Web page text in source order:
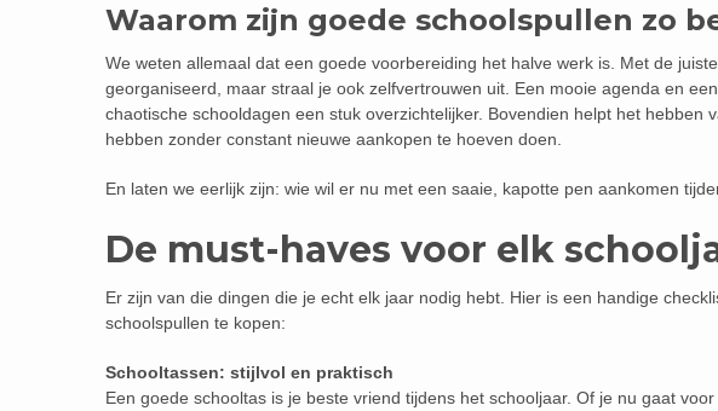
Waarom zijn goede schoolspullen zo
We weten allemaal dat een goede voorbereiding het halve werk is. Met de
georganiseerd, maar straal je ook zelfvertrouwen uit. Een mooie agenda en
chaotische schooldagen een stuk overzichtelijker. Bovendien helpt het hebben
hebben zonder constant nieuwe aankopen te hoeven doen.
En laten we eerlijk zijn: wie wil er nu met een saaie, kapotte pen aankomen
De must-haves voor elk
Er zijn van die dingen die je echt elk jaar nodig hebt. Hier is een handige
schoolspullen te kopen:
Schooltassen: stijlvol en praktisch
Een goede schooltas is je beste vriend tijdens het schooljaar. Of je nu gaat